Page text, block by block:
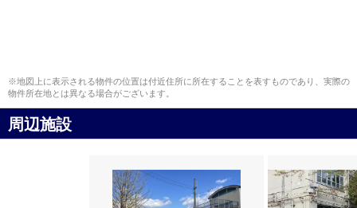
※地図上に表示される物件の位置は付近住所に所在することを表すものであり、実際の
物件所在地とは異なる場合がございます。
周辺施設